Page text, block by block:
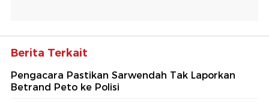
Berita Terkait
Pengacara Pastikan Sarwendah Tak Laporkan
Betrand Peto ke Polisi